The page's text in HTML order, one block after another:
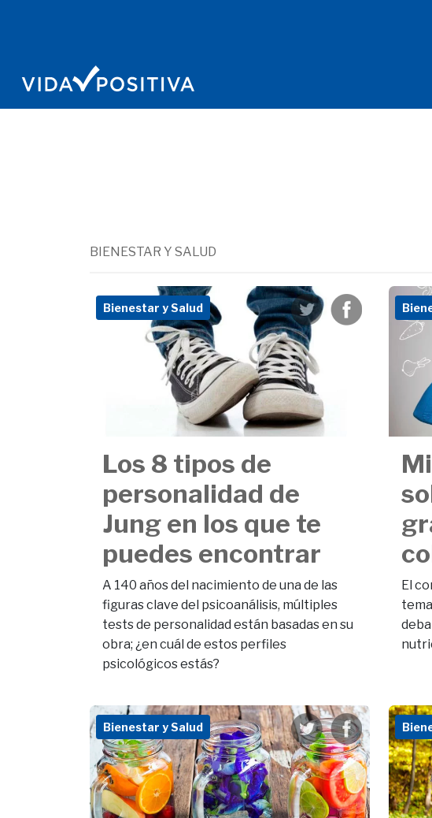
BIENESTAR Y SALUD
Bienestar y Salud
Los 8 tipos de
personalidad de
Jung en los que te
puedes encontrar
A 140 años del nacimiento de una de las
figuras clave del psicoanálisis, múltiples
tests de personalidad están basadas en su
obra; ¿en cuál de estos perfiles
psicológicos estás?
El
Bienestar y Salud